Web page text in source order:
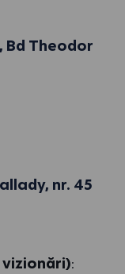
Bd Theodor
nr. 45
: